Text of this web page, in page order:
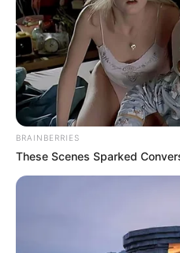
BRAINBERRIES
These Scenes Sparked